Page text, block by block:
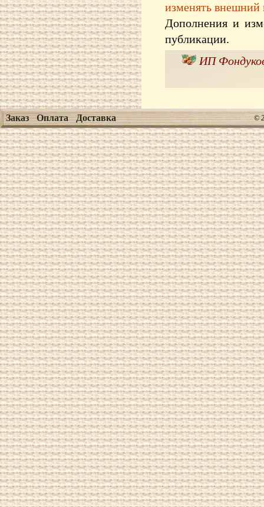
изменять внешний
Дополнения и
публикации.
ИП
Заказ Оплата Доставка ©